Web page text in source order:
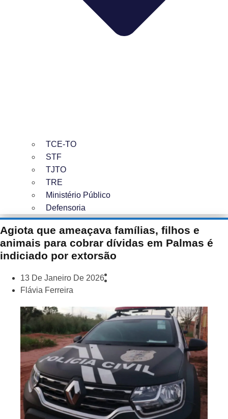
TCE-TO
STF
TJTO
TRE
Ministério Público
Defensoria
Agiota que ameaçava famílias, filhos e
animais para cobrar dívidas em Palmas é
indiciado por extorsão
13 De Janeiro De 2026
Flávia Ferreira